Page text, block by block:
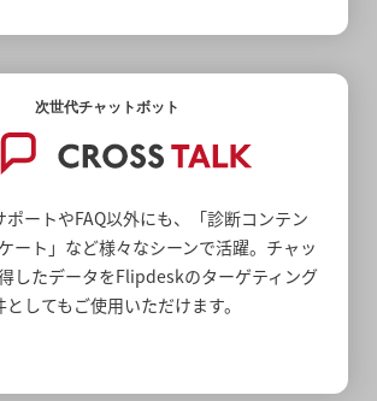
次世代チャットボット
ポートやFAQ以外にも、「診断コンテン
ート」など様々なシーンで活躍。チャッ
したデータをFlipdeskのターゲティング
としてもご使用いただけます。